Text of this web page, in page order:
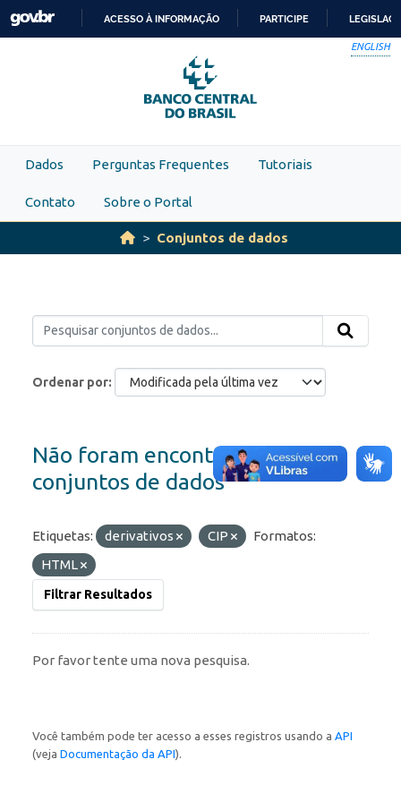
Skip to main content
PARA
O
CONTEÚDO
ACESSO À INFORMAÇÃO PARTICIPE
ENGLISH
Dados Perguntas Frequentes Tutoriais
Contato Sobre o Portal
Conjuntos de dados
Ordenar por
Não foram encontrados
conjuntos de dados
Etiquetas: derivativos CIP
Formatos:
HTML
Filtrar Resultados
Por favor tente uma nova pesquisa.
Você também pode ter acesso a esses registros usando a API
(veja Documentação da API).